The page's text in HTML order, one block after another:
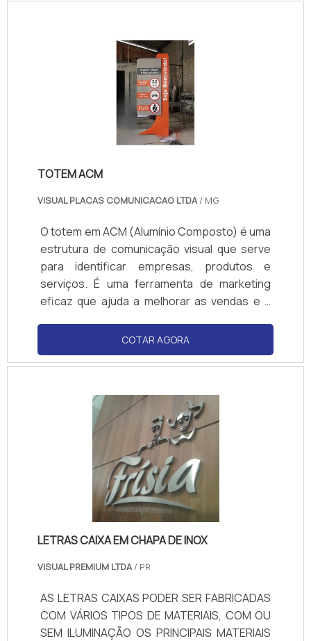
clientes, que são os maiores objetivos da
marca. A Giga Banner é uma empresa que
tem se destacado no segmento por toda
seriedade e qualidade, o que garante uma
entrega de excelência de ponta a ponta.
Saiba mais informações solicitando um
orçamento sem compromisso! .
Indicado para lojas, clínicas, empresas,
visibilidade, credibilidade e um visual
profissional. Mais de 20 anos de experiência,
com qualidade, pontualidade e preço
TOTEM ACM
VISUAL PLACAS COMUNICACAO LTDA/ MG
O totem em ACM (Alumínio Composto) é uma
estrutura de comunicação visual que serve
para identificar empresas, produtos e
serviços. É uma ferramenta de marketing
eficaz que ajuda a melhorar as vendas e a
COTAR AGORA
LETRAS CAIXA EM CHAPA DE INOX
VISUAL PREMIUM LTDA/ PR
AS LETRAS CAIXAS PODER SER FABRICADAS
COM VÁRIOS TIPOS DE MATERIAIS, COM OU
SEM ILUMINAÇÃO OS PRINCIPAIS MATERIAIS